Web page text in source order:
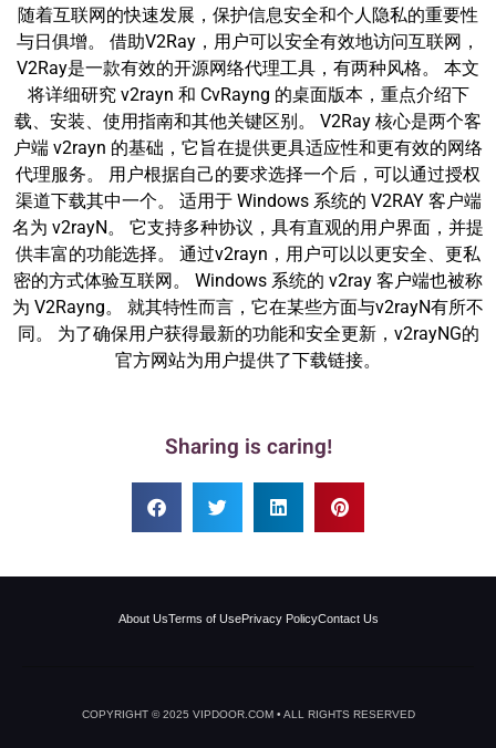
随着互联网的快速发展，保护信息安全和个人隐私的重要性
与日俱增。 借助V2Ray，用户可以安全有效地访问互联网，
V2Ray是一款有效的开源网络代理工具，有两种风格。 本文
将详细研究 v2rayn 和 CvRayng 的桌面版本，重点介绍下
载、安装、使用指南和其他关键区别。 V2Ray 核心是两个客
户端 v2rayn 的基础，它旨在提供更具适应性和更有效的网络
代理服务。 用户根据自己的要求选择一个后，可以通过授权
渠道下载其中一个。 适用于 Windows 系统的 V2RAY 客户端
名为 v2rayN。 它支持多种协议，具有直观的用户界面，并提
供丰富的功能选择。 通过v2rayn，用户可以以更安全、更私
密的方式体验互联网。 Windows 系统的 v2ray 客户端也被称
为 V2Rayng。 就其特性而言，它在某些方面与v2rayN有所不
同。 为了确保用户获得最新的功能和安全更新，v2rayNG的
官方网站为用户提供了下载链接。
Sharing is caring!
About UsTerms of UsePrivacy PolicyContact Us
COPYRIGHT © 2025 VIPDOOR.COM • ALL RIGHTS RESERVED